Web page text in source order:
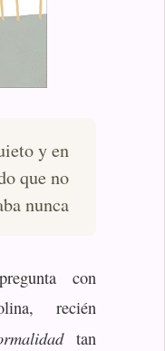
y en
que no
nunca
con
recién
tan